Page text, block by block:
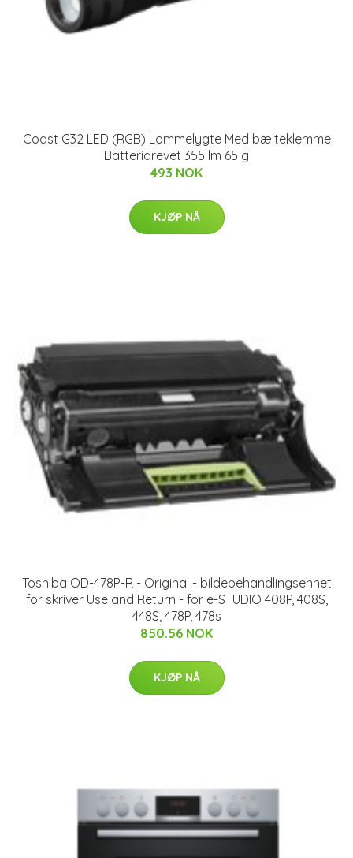
Coast G32 LED (RGB) Lommelygte Med bælteklemme
Batteridrevet 355 lm 65 g
493 NOK
KJØP NÅ
Toshiba OD-478P-R - Original - bildebehandlingsenhet
for skriver Use and Return - for e-STUDIO 408P, 408S,
448S, 478P, 478s
850.56 NOK
KJØP NÅ